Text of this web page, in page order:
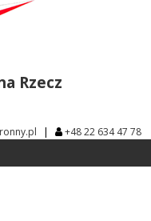
Rzecz
| +48 22 634 47 78